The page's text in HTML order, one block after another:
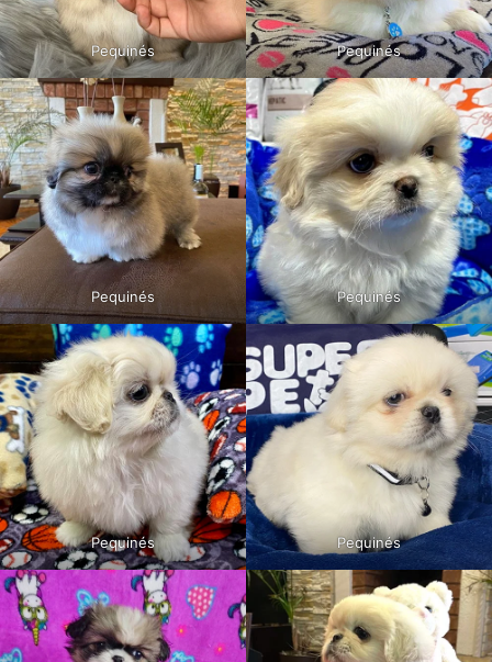
Pequinés Pequinés
Pequinés Pequinés
Pequinés Pequinés